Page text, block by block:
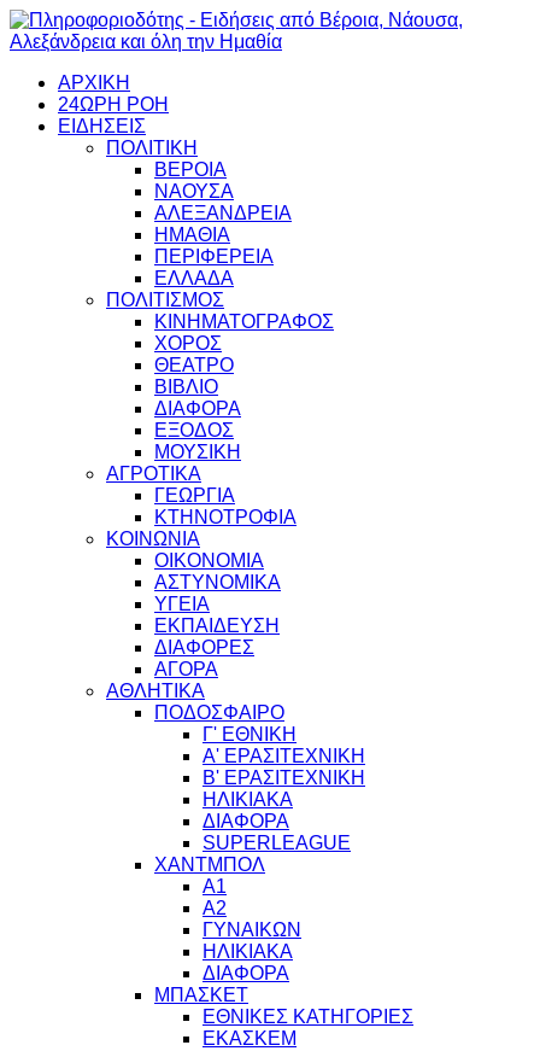
ΑΡΧΙΚΗ
24ΩΡΗ ΡΟΗ
ΕΙΔΗΣΕΙΣ
ΠΟΛΙΤΙΚΗ
ΒΕΡΟΙΑ
ΝΑΟΥΣΑ
ΑΛΕΞΑΝΔΡΕΙΑ
ΗΜΑΘΙΑ
ΠΕΡΙΦΕΡΕΙΑ
ΕΛΛΑΔΑ
ΠΟΛΙΤΙΣΜΟΣ
ΚΙΝΗΜΑΤΟΓΡΑΦΟΣ
ΧΟΡΟΣ
ΘΕΑΤΡΟ
ΒΙΒΛΙΟ
ΔΙΑΦΟΡΑ
ΕΞΟΔΟΣ
ΜΟΥΣΙΚΗ
ΑΓΡΟΤΙΚΑ
ΓΕΩΡΓΙΑ
ΚΤΗΝΟΤΡΟΦΙΑ
ΚΟΙΝΩΝΙΑ
ΟΙΚΟΝΟΜΙΑ
ΑΣΤΥΝΟΜΙΚΑ
ΥΓΕΙΑ
ΕΚΠΑΙΔΕΥΣΗ
ΔΙΑΦΟΡΕΣ
ΑΓΟΡΑ
ΑΘΛΗΤΙΚΑ
ΠΟΔΟΣΦΑΙΡΟ
Γ' ΕΘΝΙΚΗ
Α' ΕΡΑΣΙΤΕΧΝΙΚΗ
Β' ΕΡΑΣΙΤΕΧΝΙΚΗ
ΗΛΙΚΙΑΚΑ
ΔΙΑΦΟΡΑ
SUPERLEAGUE
ΧΑΝΤΜΠΟΛ
Α1
Α2
ΓΥΝΑΙΚΩΝ
ΗΛΙΚΙΑΚΑ
ΔΙΑΦΟΡΑ
ΜΠΑΣΚΕΤ
ΕΘΝΙΚΕΣ ΚΑΤΗΓΟΡΙΕΣ
ΕΚΑΣΚΕΜ